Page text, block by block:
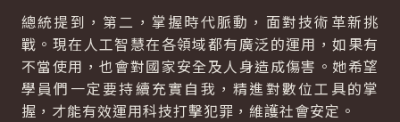
總統提到，第二，掌握時代脈動，面對技術革新挑
戰。現在人工智慧在各領域都有廣泛的運用，如果有
不當使用，也會對國家安全及人身造成傷害。她希望
學員們一定要持續充實自我，精進對數位工具的掌
握，才能有效運用科技打擊犯罪，維護社會安定。